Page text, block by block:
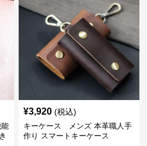
¥3,920 (税込)
キーケース メンズ 本革職人手
作り スマートキーケース